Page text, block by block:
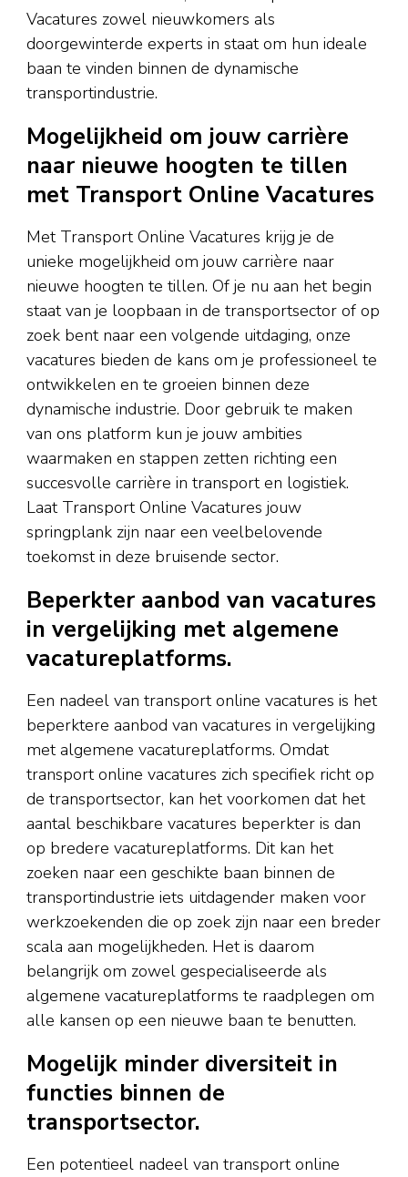
Vacatures zowel nieuwkomers als
doorgewinterde experts in staat om hun ideale
baan te vinden binnen de dynamische
transportindustrie.
Mogelijkheid om jouw carrière
naar nieuwe hoogten te tillen
met Transport Online Vacatures
Met Transport Online Vacatures krijg je de
unieke mogelijkheid om jouw carrière naar
nieuwe hoogten te tillen. Of je nu aan het begin
staat van je loopbaan in de transportsector of op
zoek bent naar een volgende uitdaging, onze
vacatures bieden de kans om je professioneel te
ontwikkelen en te groeien binnen deze
dynamische industrie. Door gebruik te maken
van ons platform kun je jouw ambities
waarmaken en stappen zetten richting een
succesvolle carrière in transport en logistiek.
Laat Transport Online Vacatures jouw
springplank zijn naar een veelbelovende
toekomst in deze bruisende sector.
Beperkter aanbod van vacatures
in vergelijking met algemene
vacatureplatforms.
Een nadeel van transport online vacatures is het
beperktere aanbod van vacatures in vergelijking
met algemene vacatureplatforms. Omdat
transport online vacatures zich specifiek richt op
de transportsector, kan het voorkomen dat het
aantal beschikbare vacatures beperkter is dan
op bredere vacatureplatforms. Dit kan het
zoeken naar een geschikte baan binnen de
transportindustrie iets uitdagender maken voor
werkzoekenden die op zoek zijn naar een breder
scala aan mogelijkheden. Het is daarom
belangrijk om zowel gespecialiseerde als
algemene vacatureplatforms te raadplegen om
alle kansen op een nieuwe baan te benutten.
Mogelijk minder diversiteit in
functies binnen de
transportsector.
Een potentieel nadeel van transport online